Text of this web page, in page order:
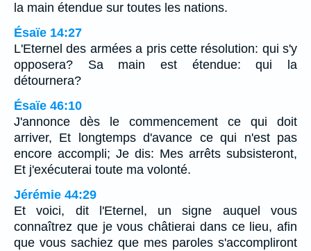
la main étendue sur toutes les nations.
Ésaïe 14:27
L'Eternel des armées a pris cette résolution: qui s'y
opposera? Sa main est étendue: qui la
détournera?
Ésaïe 46:10
J'annonce dès le commencement ce qui doit
arriver, Et longtemps d'avance ce qui n'est pas
encore accompli; Je dis: Mes arrêts subsisteront,
Et j'exécuterai toute ma volonté.
Jérémie 44:29
Et voici, dit l'Eternel, un signe auquel vous
connaîtrez que je vous châtierai dans ce lieu, afin
que vous sachiez que mes paroles s'accompliront